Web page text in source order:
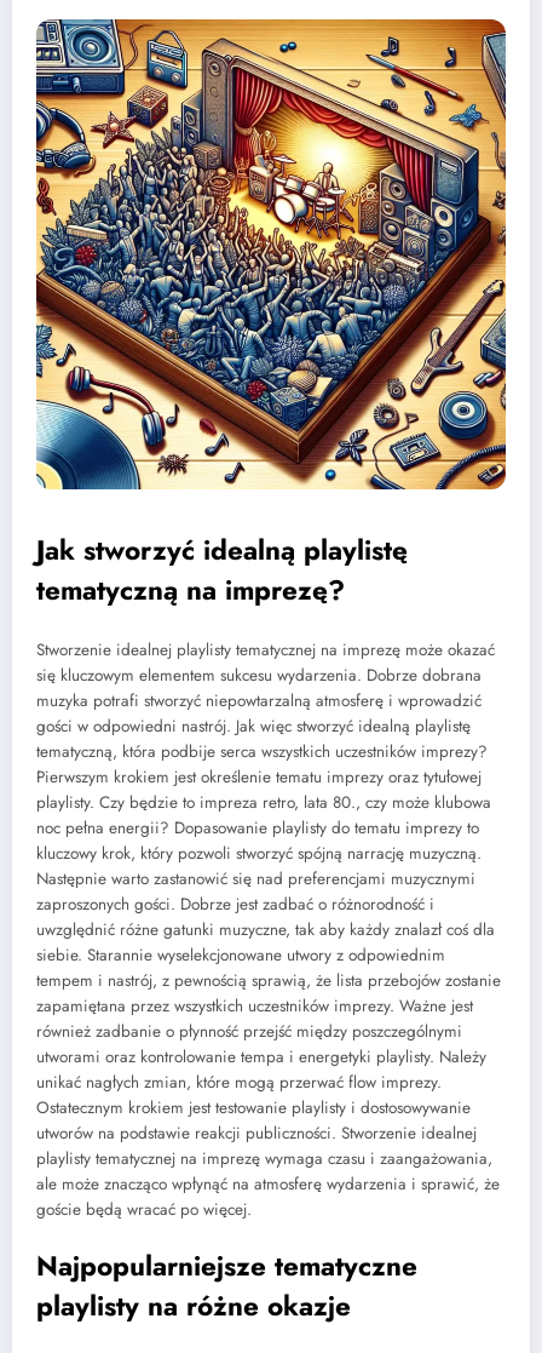
Jak stworzyć idealną playlistę
tematyczną na imprezę?
Stworzenie idealnej playlisty tematycznej na imprezę może okazać
się kluczowym elementem sukcesu wydarzenia. Dobrze dobrana
muzyka potrafi stworzyć niepowtarzalną atmosferę i wprowadzić
gości w odpowiedni nastrój. Jak więc stworzyć idealną playlistę
tematyczną, która podbije serca wszystkich uczestników imprezy?
Pierwszym krokiem jest określenie tematu imprezy oraz tytułowej
playlisty. Czy będzie to impreza retro, lata 80., czy może klubowa
noc pełna energii? Dopasowanie playlisty do tematu imprezy to
kluczowy krok, który pozwoli stworzyć spójną narrację muzyczną.
Następnie warto zastanowić się nad preferencjami muzycznymi
zaproszonych gości. Dobrze jest zadbać o różnorodność i
uwzględnić różne gatunki muzyczne, tak aby każdy znalazł coś dla
siebie. Starannie wyselekcjonowane utwory z odpowiednim
tempem i nastrój, z pewnością sprawią, że lista przebojów zostanie
zapamiętana przez wszystkich uczestników imprezy. Ważne jest
również zadbanie o płynność przejść między poszczególnymi
utworami oraz kontrolowanie tempa i energetyki playlisty. Należy
unikać nagłych zmian, które mogą przerwać flow imprezy.
Ostatecznym krokiem jest testowanie playlisty i dostosowywanie
utworów na podstawie reakcji publiczności. Stworzenie idealnej
playlisty tematycznej na imprezę wymaga czasu i zaangażowania,
ale może znacząco wpłynąć na atmosferę wydarzenia i sprawić, że
goście będą wracać po więcej.
Najpopularniejsze tematyczne
playlisty na różne okazje